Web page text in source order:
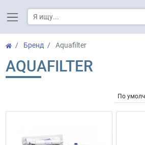
Бренд Aquafilter
AQUAFILTER